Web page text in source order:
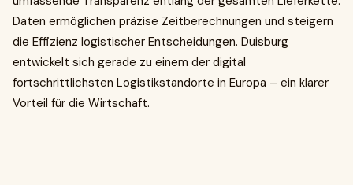
Daten ermöglichen präzise Zeitberechnungen und steigern
die Effizienz logistischer Entscheidungen. Duisburg
entwickelt sich gerade zu einem der digital
fortschrittlichsten Logistikstandorte in Europa – ein klarer
Vorteil für die Wirtschaft.